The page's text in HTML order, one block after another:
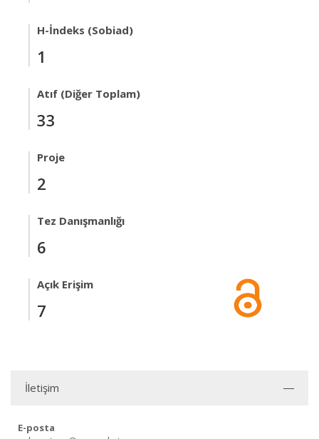
H-İndeks (Sobiad)
1
Atıf (Diğer Toplam)
33
Proje
2
Tez Danışmanlığı
6
Açık Erişim
7
İletişim
E-posta